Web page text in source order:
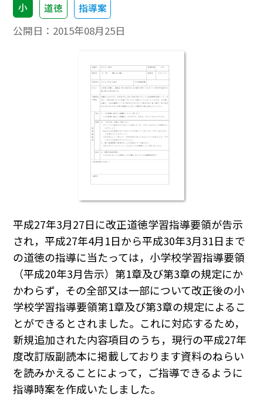
小 道徳 指導案
公開日： 2015年08月25日
平成27年3月27日に改正道徳学習指導要領が告示
され，平成27年4月1日から平成30年3月31日まで
の道徳の指導に当たっては，小学校学習指導要領
（平成20年3月告示）第1章及び第3章の規定にか
かわらず，その全部又は一部について改正後の小
学校学習指導要領第1章及び第3章の規定によるこ
とができるとされました。これに対応するため，
新規追加された内容項目のうち，現行の平成27年
度改訂版副読本に掲載しております資料のねらい
を読みかえることによって，ご指導できるように
指導時案を作成いたしました。